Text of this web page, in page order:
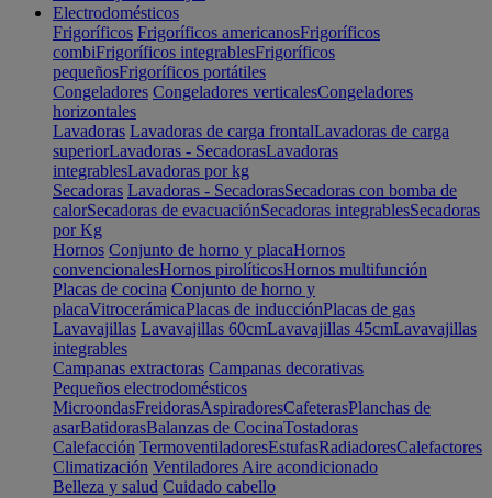
Electrodomésticos
Frigoríficos Frigoríficos americanosFrigoríficos
combiFrigoríficos integrablesFrigoríficos
pequeñosFrigoríficos portátiles
Congeladores Congeladores verticalesCongeladores
horizontales
Lavadoras Lavadoras de carga frontalLavadoras de carga
superiorLavadoras - SecadorasLavadoras
integrablesLavadoras por kg
Secadoras Lavadoras - SecadorasSecadoras con bomba de
calorSecadoras de evacuaciónSecadoras integrablesSecadoras
por Kg
Hornos Conjunto de horno y placaHornos
convencionalesHornos pirolíticosHornos multifunción
Placas de cocina Conjunto de horno y
placaVitrocerámicaPlacas de inducciónPlacas de gas
Lavavajillas Lavavajillas 60cmLavavajillas 45cmLavavajillas
integrables
Campanas extractoras Campanas decorativas
Pequeños electrodomésticos
MicroondasFreidorasAspiradoresCafeterasPlanchas de
asarBatidorasBalanzas de CocinaTostadoras
Calefacción TermoventiladoresEstufasRadiadoresCalefactores
Climatización Ventiladores Aire acondicionado
Belleza y salud Cuidado cabello